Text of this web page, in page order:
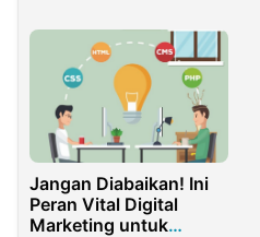
Jangan Diabaikan! Ini
Peran Vital Digital
Marketing untuk